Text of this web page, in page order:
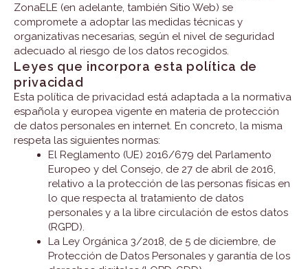
ZonaELE (en adelante, también Sitio Web) se
compromete a adoptar las medidas técnicas y
organizativas necesarias, según el nivel de seguridad
adecuado al riesgo de los datos recogidos.
Leyes que incorpora esta política de
privacidad
Esta política de privacidad está adaptada a la normativa
española y europea vigente en materia de protección
de datos personales en internet. En concreto, la misma
respeta las siguientes normas:
El Reglamento (UE) 2016/679 del Parlamento
Europeo y del Consejo, de 27 de abril de 2016,
relativo a la protección de las personas físicas en
lo que respecta al tratamiento de datos
personales y a la libre circulación de estos datos
(RGPD).
La Ley Orgánica 3/2018, de 5 de diciembre, de
Protección de Datos Personales y garantía de los